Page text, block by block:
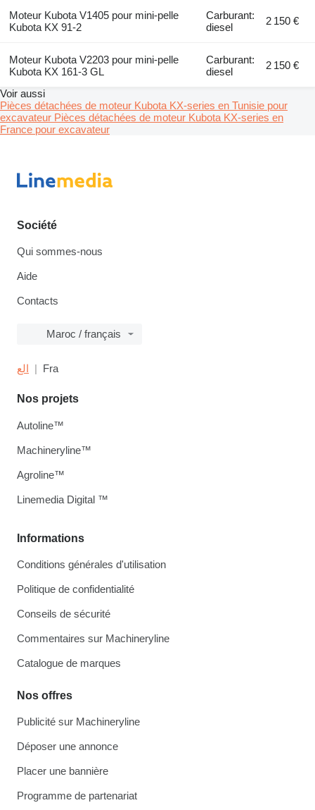
Moteur Kubota V1405 pour mini-pelle
Kubota KX 91-2
Carburant:
diesel
2 150 €
Moteur Kubota V2203 pour mini-pelle
Kubota KX 161-3 GL
Carburant:
diesel
2 150 €
Voir aussi
Pièces détachées de moteur Kubota KX-series en Tunisie pour
excavateur Pièces détachées de moteur Kubota KX-series en
France pour excavateur
Société
Qui sommes-nous
Aide
Contacts
Maroc / français
الع Fra
Informations
Conditions générales d'utilisation
Politique de confidentialité
Conseils de sécurité
Commentaires sur Machineryline
Catalogue de marques
Nos offres
Publicité sur Machineryline
Déposer une annonce
Placer une bannière
Programme de partenariat
Nos projets
Autoline™
Machineryline™
Agroline™
Linemedia Digital ™